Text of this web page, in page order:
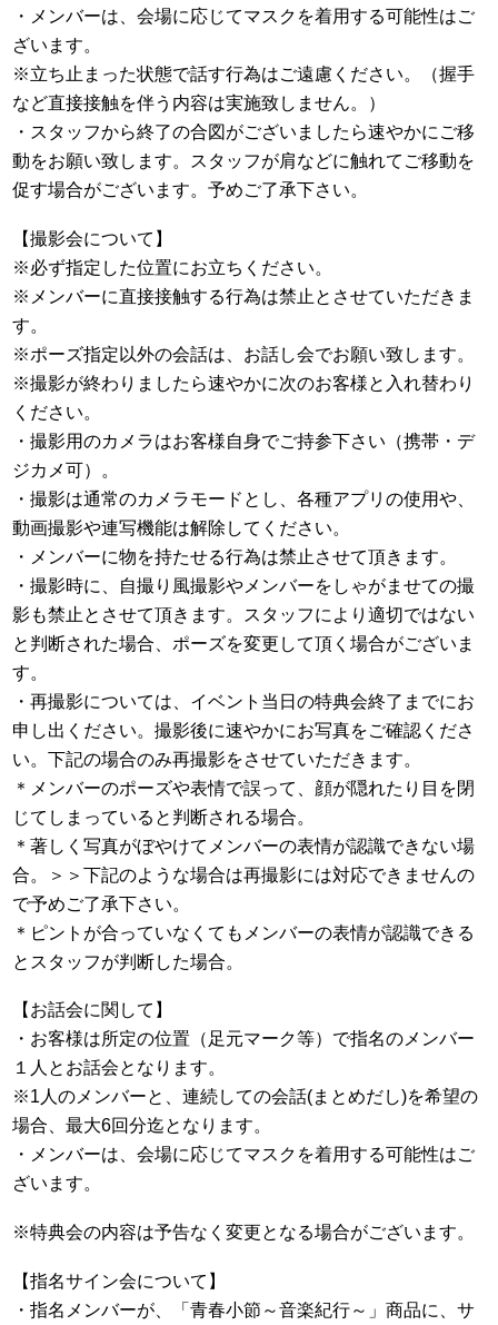
・メンバーは、会場に応じてマスクを着用する可能性はご
ざいます。
※立ち止まった状態で話す行為はご遠慮ください。（握手
など直接接触を伴う内容は実施致しません。）
・スタッフから終了の合図がございましたら速やかにご移
動をお願い致します。スタッフが肩などに触れてご移動を
促す場合がございます。予めご了承下さい。
【撮影会について】
※必ず指定した位置にお立ちください。
※メンバーに直接接触する行為は禁止とさせていただきま
す。
※ポーズ指定以外の会話は、お話し会でお願い致します。
※撮影が終わりましたら速やかに次のお客様と入れ替わり
ください。
・撮影用のカメラはお客様自身でご持参下さい（携帯・デ
ジカメ可）。
・撮影は通常のカメラモードとし、各種アプリの使用や、
動画撮影や連写機能は解除してください。
・メンバーに物を持たせる行為は禁止させて頂きます。
・撮影時に、自撮り風撮影やメンバーをしゃがませての撮
影も禁止とさせて頂きます。スタッフにより適切ではない
と判断された場合、ポーズを変更して頂く場合がございま
す。
・再撮影については、イベント当日の特典会終了までにお
申し出ください。撮影後に速やかにお写真をご確認くださ
い。下記の場合のみ再撮影をさせていただきます。
＊メンバーのポーズや表情で誤って、顔が隠れたり目を閉
じてしまっていると判断される場合。
＊著しく写真がぼやけてメンバーの表情が認識できない場
合。＞＞下記のような場合は再撮影には対応できませんの
で予めご了承下さい。
＊ピントが合っていなくてもメンバーの表情が認識できる
とスタッフが判断した場合。
【お話会に関して】
・お客様は所定の位置（足元マーク等）で指名のメンバー
１人とお話会となります。
※1人のメンバーと、連続しての会話(まとめだし)を希望の
場合、最大6回分迄となります。
・メンバーは、会場に応じてマスクを着用する可能性はご
ざいます。
※特典会の内容は予告なく変更となる場合がございます。
【指名サイン会について】
・指名メンバーが、「青春小節～音楽紀行～」商品に、サ